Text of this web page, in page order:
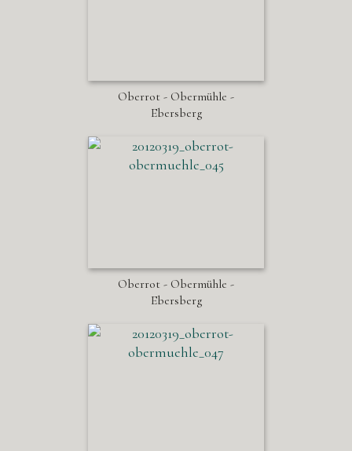
Oberrot - Obermühle -
Ebersberg
Oberrot - Obermühle -
Ebersberg